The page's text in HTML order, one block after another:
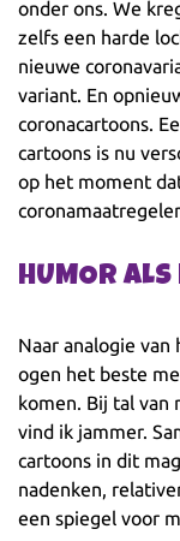
onder ons. We
zelfs een harde
nieuwe
variant. En
coronacartoons.
cartoons is nu
op het moment
HUMOR
Naar analogie
ogen het beste
komen. Bij tal van
vind ik jammer.
cartoons in dit
nadenken,
een spiegel voor